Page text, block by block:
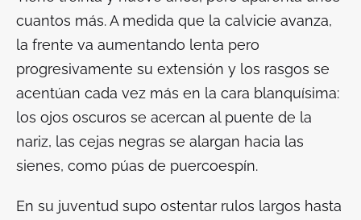
cuantos más. A medida que la calvicie avanza,
la frente va aumentando lenta pero
progresivamente su extensión y los rasgos se
acentúan cada vez más en la cara blanquísima:
los ojos oscuros se acercan al puente de la
nariz, las cejas negras se alargan hacia las
sienes, como púas de puercoespín.
En su juventud supo ostentar rulos largos hasta